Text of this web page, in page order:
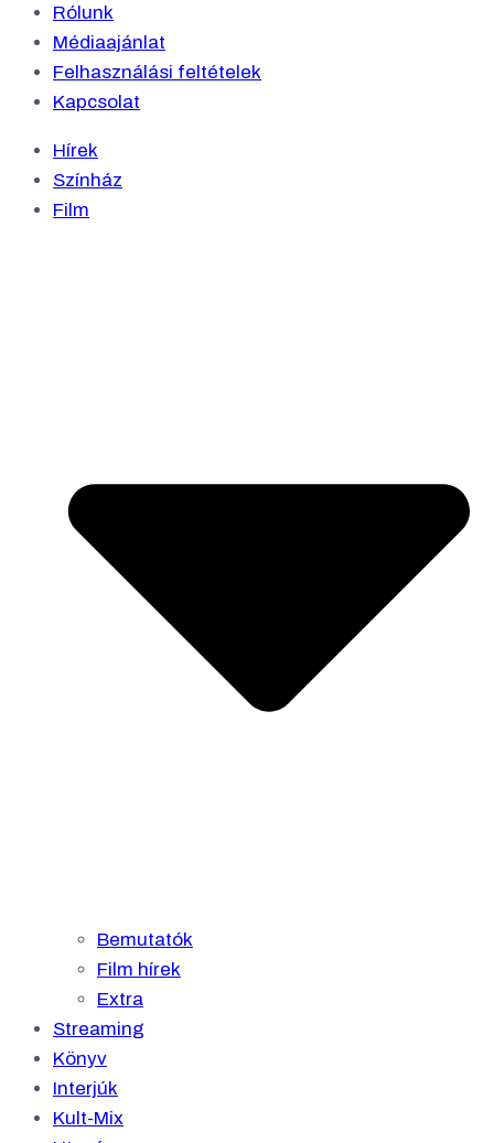
Rólunk
Médiaajánlat
Felhasználási feltételek
Kapcsolat
Hírek
Színház
Film
Bemutatók
Film hírek
Extra
Streaming
Könyv
Interjúk
Kult-Mix